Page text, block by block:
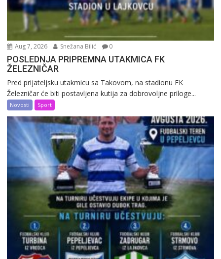
Aug 7, 2026 Snežana Bilić 0
POSLEDNJA PRIPREMNA UTAKMICA FK
ŽELEZNIČAR
Pred prijateljsku utakmicu sa Takovom, na stadionu FK
Železničar će biti postavljena kutija za dobrovoljne priloge...
Novosti Sport